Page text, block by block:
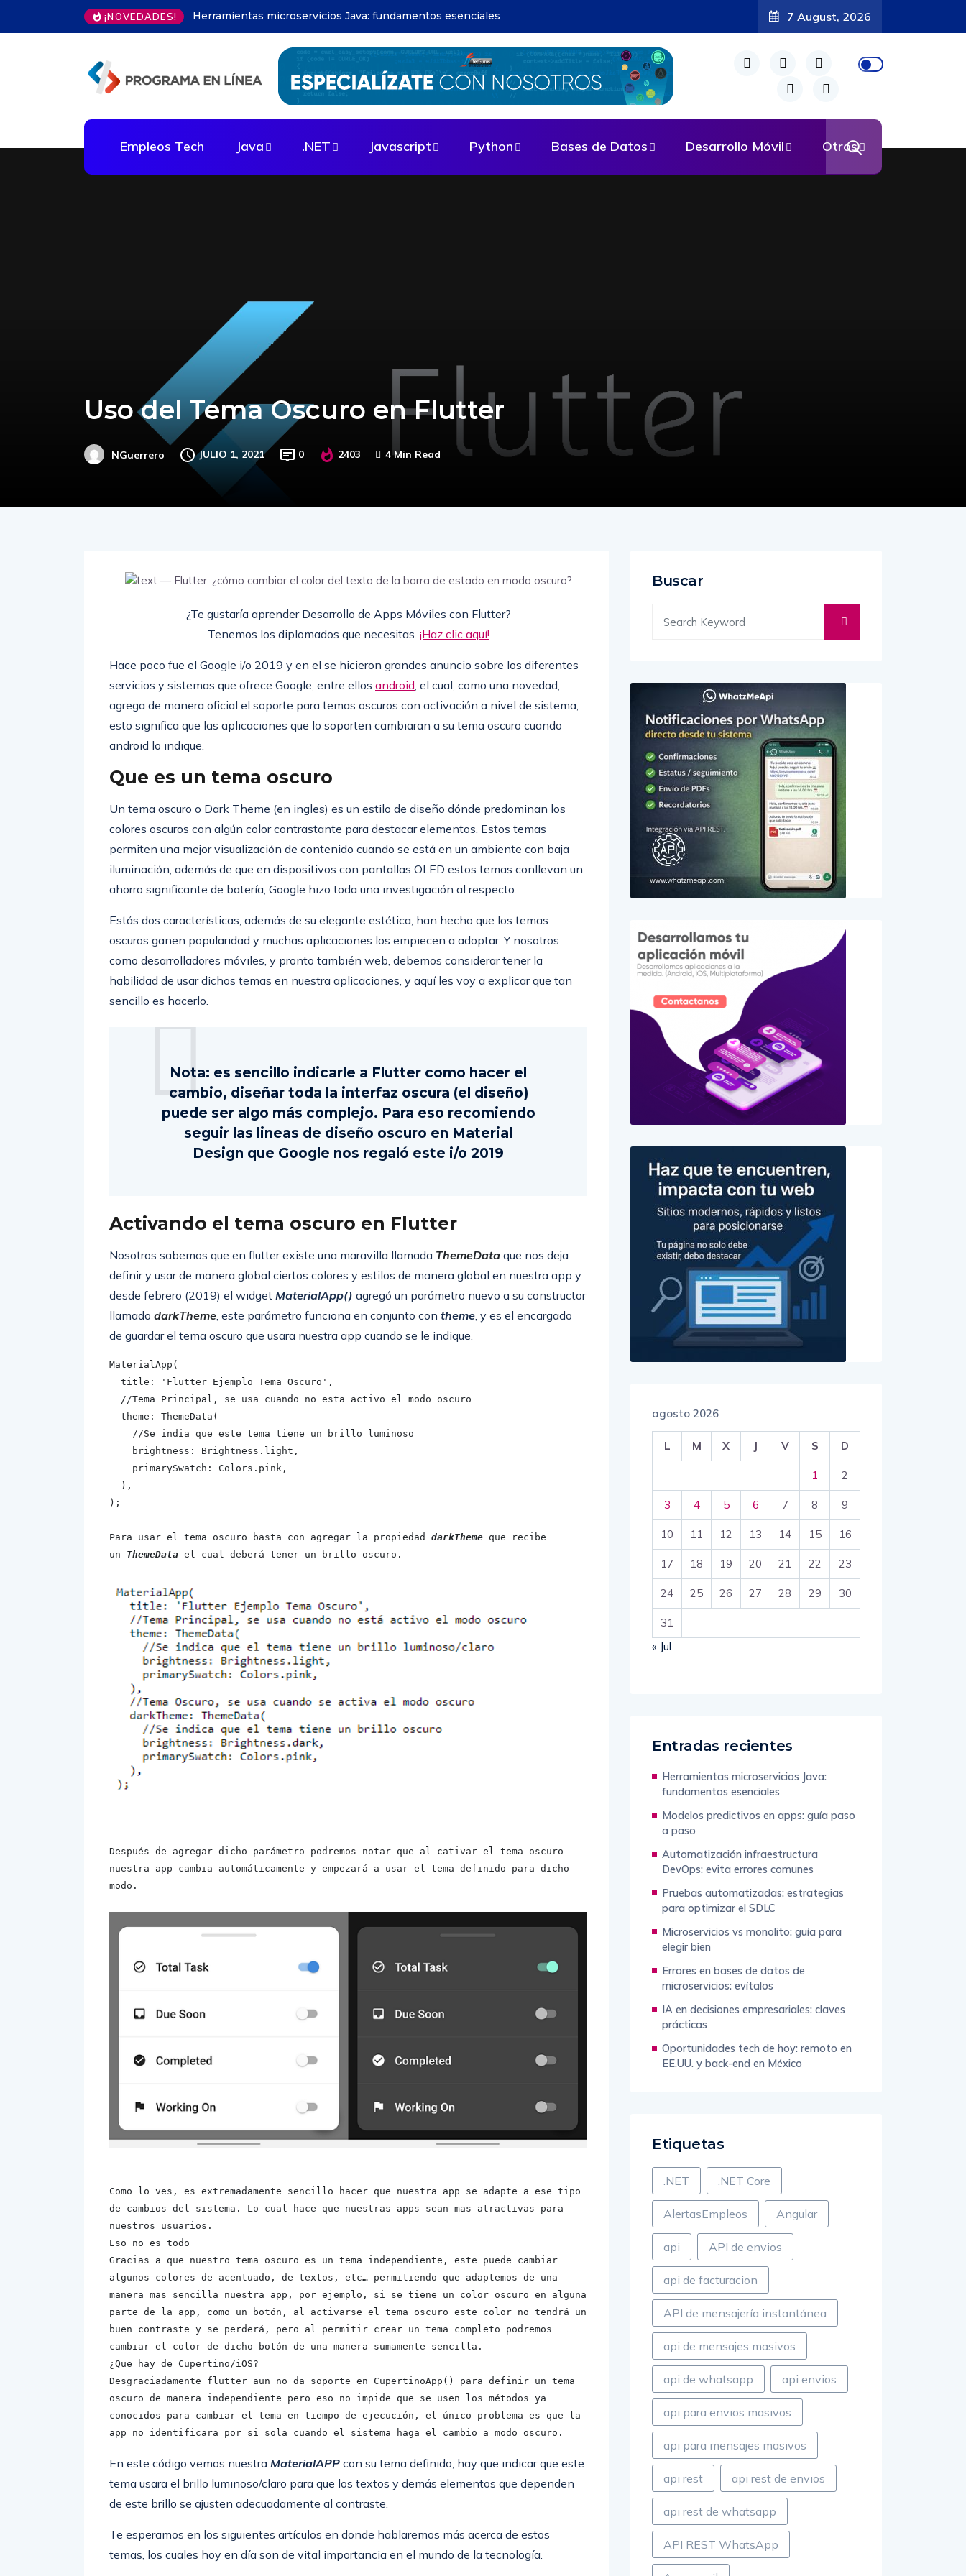
¡NOVEDADES! Modelos predictivos en apps: guía paso a paso 7 August, 2026
Empleos Tech Java .NET Javascript Python Bases de Datos Desarrollo Móvil Otros
Uso del Tema Oscuro en Flutter
NGuerrero JULIO 1, 2021 0 2403 4 Min Read
¿Te gustaría aprender Desarrollo de Apps Móviles con Flutter?
Tenemos los diplomados que necesitas. ¡Haz clic aquí!
Hace poco fue el Google i/o 2019 y en el se hicieron grandes anuncio sobre los diferentes
servicios y sistemas que ofrece Google, entre ellos android, el cual, como una novedad,
agrega de manera oficial el soporte para temas oscuros con activación a nivel de sistema,
esto significa que las aplicaciones que lo soporten cambiaran a su tema oscuro cuando
android lo indique.
Que es un tema oscuro
Un tema oscuro o Dark Theme (en ingles) es un estilo de diseño dónde predominan los
colores oscuros con algún color contrastante para destacar elementos. Estos temas
permiten una mejor visualización de contenido cuando se está en un ambiente con baja
iluminación, además de que en dispositivos con pantallas OLED estos temas conllevan un
ahorro significante de batería, Google hizo toda una investigación al respecto.
Estás dos características, además de su elegante estética, han hecho que los temas
oscuros ganen popularidad y muchas aplicaciones los empiecen a adoptar. Y nosotros
como desarrolladores móviles, y pronto también web, debemos considerar tener la
habilidad de usar dichos temas en nuestra aplicaciones, y aquí les voy a explicar que tan
sencillo es hacerlo.
Nota: es sencillo indicarle a Flutter como hacer el
cambio, diseñar toda la interfaz oscura (el diseño)
puede ser algo más complejo. Para eso recomiendo
seguir las lineas de diseño oscuro en Material
Design que Google nos regaló este i/o 2019
Activando el tema oscuro en Flutter
Nosotros sabemos que en flutter existe una maravilla llamada ThemeData que nos deja
definir y usar de manera global ciertos colores y estilos de manera global en nuestra app y
desde febrero (2019) el widget MaterialApp() agregó un parámetro nuevo a su constructor
llamado darkTheme, este parámetro funciona en conjunto con theme, y es el encargado
de guardar el tema oscuro que usara nuestra app cuando se le indique.
MaterialApp(
);
Para usar el tema oscuro basta con agregar la propiedad darkTheme que recibe
un ThemeData el cual deberá tener un brillo oscuro.
Después de agregar dicho parámetro podremos notar que al cativar el tema oscuro
nuestra app cambia automáticamente y empezará a usar el tema definido para dicho
modo.
Como lo ves, es extremadamente sencillo hacer que nuestra app se adapte a ese tipo
de cambios del sistema. Lo cual hace que nuestras apps sean mas atractivas para
nuestros usuarios.
Eso no es todo
Gracias a que nuestro tema oscuro es un tema independiente, este puede cambiar
algunos colores de acentuado, de textos, etc… permitiendo que adaptemos de una
manera mas sencilla nuestra app, por ejemplo, si se tiene un color oscuro en alguna
parte de la app, como un botón, al activarse el tema oscuro este color no tendrá un
buen contraste y se perderá, pero al permitir crear un tema completo podremos
cambiar el color de dicho botón de una manera sumamente sencilla.
¿Que hay de Cupertino/iOS?
Desgraciadamente flutter aun no da soporte en CupertinoApp() para definir un tema
oscuro de manera independiente pero eso no impide que se usen los métodos ya
conocidos para cambiar el tema en tiempo de ejecución, el único problema es que la
app no identificara por si sola cuando el sistema haga el cambio a modo oscuro.
En este código vemos nuestra MaterialAPP con su tema definido, hay que indicar que este
tema usara el brillo luminoso/claro para que los textos y demás elementos que dependen
de este brillo se ajusten adecuadamente al contraste.
Te esperamos en los siguientes artículos en donde hablaremos más acerca de estos
temas, los cuales hoy en día son de vital importancia en el mundo de la tecnología.
Buscar
agosto 2026
L M X J V S D
1 2
3 4 5 6 7 8 9
10 11 12 13 14 15 16
17 18 19 20 21 22 23
24 25 26 27 28 29 30
31
« Jul
Entradas recientes
Herramientas microservicios Java:
fundamentos esenciales
Modelos predictivos en apps: guía paso
a paso
Automatización infraestructura
DevOps: evita errores comunes
Pruebas automatizadas: estrategias
para optimizar el SDLC
Microservicios vs monolito: guía para
elegir bien
Errores en bases de datos de
microservicios: evítalos
IA en decisiones empresariales: claves
prácticas
Oportunidades tech de hoy: remoto en
EE.UU. y back-end en México
Etiquetas
.NET .NET Core
AlertasEmpleos Angular
api API de envios
api de facturacion
API de mensajería instantánea
api de mensajes masivos
api de whatsapp api envios
api para envios masivos
api para mensajes masivos
api rest api rest de envios
api rest de whatsapp
API REST WhatsApp